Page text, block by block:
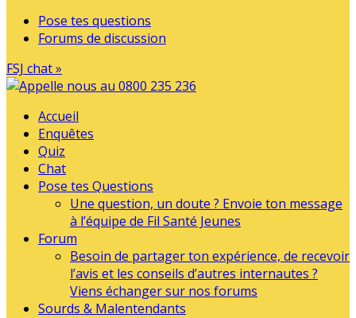
Pose tes questions
Forums de discussion
FSJ chat »
Accueil
Enquêtes
Quiz
Chat
Pose tes Questions
Une question, un doute ? Envoie ton message
à l’équipe de Fil Santé Jeunes
Forum
Besoin de partager ton expérience, de recevoir
l’avis et les conseils d’autres internautes ?
Viens échanger sur nos forums
Sourds & Malentendants